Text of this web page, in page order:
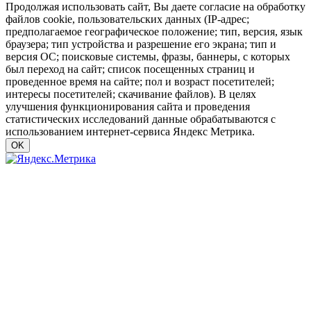
Продолжая использовать сайт, Вы даете согласие на обработку
файлов cookie, пользовательских данных (IP-адрес;
предполагаемое географическое положение; тип, версия, язык
браузера; тип устройства и разрешение его экрана; тип и
версия ОС; поисковые системы, фразы, баннеры, с которых
был переход на сайт; список посещенных страниц и
проведенное время на сайте; пол и возраст посетителей;
интересы посетителей; скачивание файлов). В целях
улучшения функционирования сайта и проведения
статистических исследований данные обрабатываются с
использованием интернет-сервиса Яндекс Метрика.
OK